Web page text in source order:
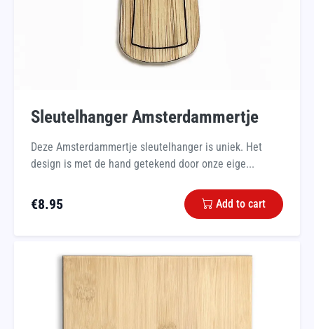
Sleutelhanger Amsterdammertje
Deze Amsterdammertje sleutelhanger is uniek. Het
design is met de hand getekend door onze eige...
€8.95 Add to cart